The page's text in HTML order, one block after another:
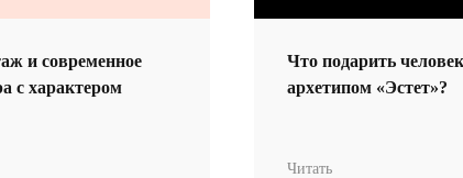
и современное
с характером
Что подарить
архетипом «Эстет»?
Читать